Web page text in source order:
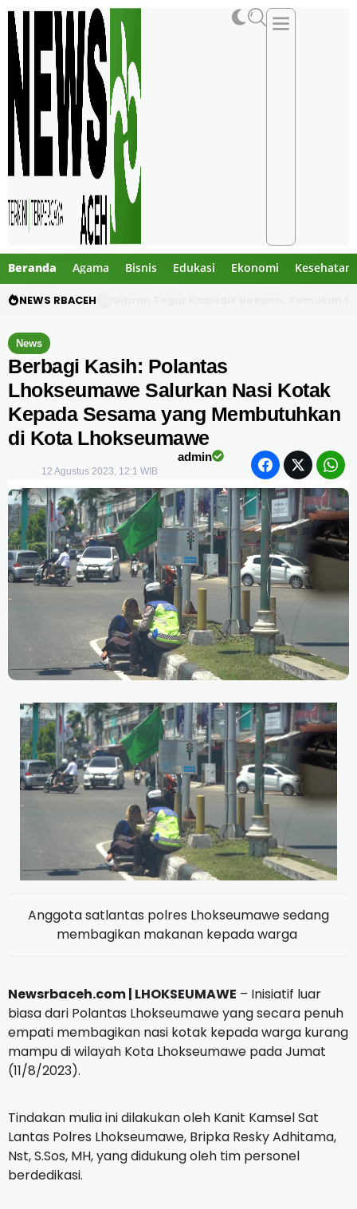
Beranda Agama Bisnis Edukasi Ekonomi Kesehatan
NEWS RBACEH
News
Berbagi Kasih: Polantas
Lhokseumawe Salurkan Nasi Kotak
Kepada Sesama yang Membutuhkan
di Kota Lhokseumawe
admin
12 Agustus 2023, 12:1 WIB
Anggota satlantas polres Lhokseumawe sedang
membagikan makanan kepada warga
Newsrbaceh.com | LHOKSEUMAWE – Inisiatif luar
biasa dari Polantas Lhokseumawe yang secara penuh
empati membagikan nasi kotak kepada warga kurang
mampu di wilayah Kota Lhokseumawe pada Jumat
(11/8/2023).
Tindakan mulia ini dilakukan oleh Kanit Kamsel Sat
Lantas Polres Lhokseumawe, Bripka Resky Adhitama,
Nst, S.Sos, MH, yang didukung oleh tim personel
berdedikasi.